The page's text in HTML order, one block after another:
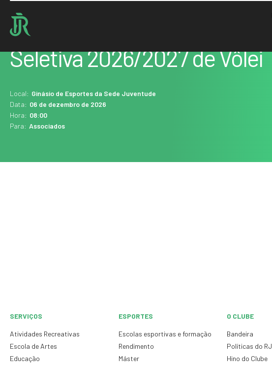
Home : Agenda
Seletiva 2026/2027 de Vôlei
Local: Ginásio de Esportes da Sede Juventude
Data: 06 de dezembro de 2026
Hora: 08:00
Para: Associados
SERVIÇOS
Atividades Recreativas
Escola de Artes
Educação
ESPORTES
Escolas esportivas e formação
Rendimento
Máster
O CLUBE
Bandeira
Políticas do RJ
Hino do Clube